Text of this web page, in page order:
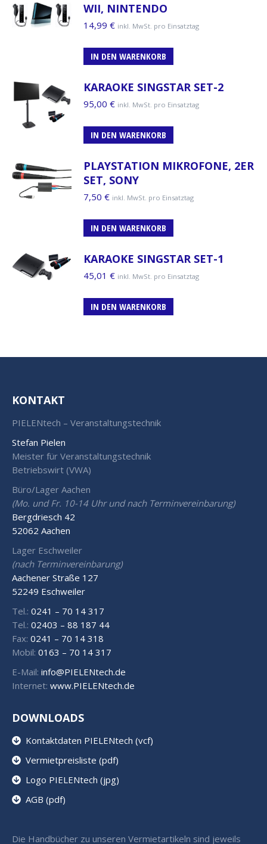
WII, NINTENDO
14,99 € inkl. MwSt. pro Einsatztag
IN DEN WARENKORB
KARAOKE SINGSTAR SET-2
95,00 € inkl. MwSt. pro Einsatztag
IN DEN WARENKORB
PLAYSTATION MIKROFONE, 2ER
SET, SONY
7,50 € inkl. MwSt. pro Einsatztag
IN DEN WARENKORB
KARAOKE SINGSTAR SET-1
45,01 € inkl. MwSt. pro Einsatztag
IN DEN WARENKORB
KONTAKT
PIELENtech – Veranstaltungstechnik
Stefan Pielen
Meister für Veranstaltungstechnik
Betriebswirt (VWA)
Büro/Lager Aachen
(Mo. und Fr. 10-14 Uhr und nach Terminvereinbarung)
Bergdriesch 42
52062 Aachen
Lager Eschweiler
(nach Terminvereinbarung)
Aachener Straße 127
52249 Eschweiler
Tel.: 0241 – 70 14 317
Tel.: 02403 – 88 187 44
Fax: 0241 – 70 14 318
Mobil: 0163 – 70 14 317
E-Mail: info@PIELENtech.de
Internet: www.PIELENtech.de
DOWNLOADS
Kontaktdaten PIELENtech (vcf)
Vermietpreisliste (pdf)
Logo PIELENtech (jpg)
AGB (pdf)
Die Handbücher zu unseren Vermietartikeln sind jeweils